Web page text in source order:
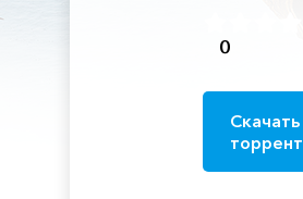
0
Скачать
торрент